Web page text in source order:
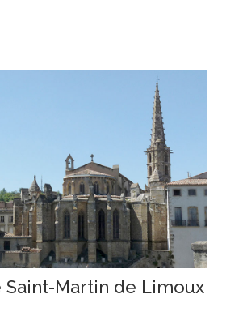
Saint-Martin de Limoux